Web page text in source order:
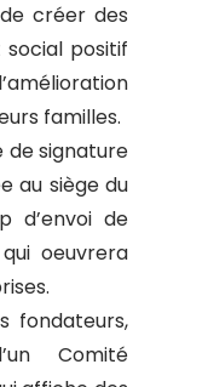
créer des
social positif
familles.
de signature
au siège du
d’envoi de
oeuvrera
fondateurs,
Comité